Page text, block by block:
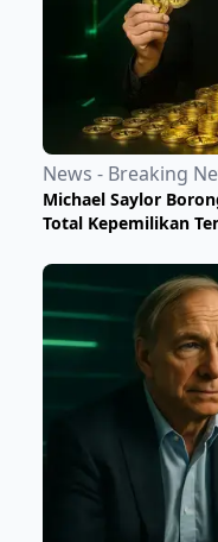
News - Breaking
Michael Saylor
Total Kepemilikan